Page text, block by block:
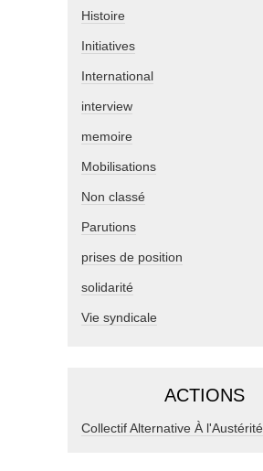
Histoire
Initiatives
International
interview
memoire
Mobilisations
Non classé
Parutions
prises de position
solidarité
Vie syndicale
ACTIONS
Collectif Alternative À l'Austérité